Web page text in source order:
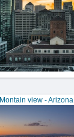
Montain view - Arizona